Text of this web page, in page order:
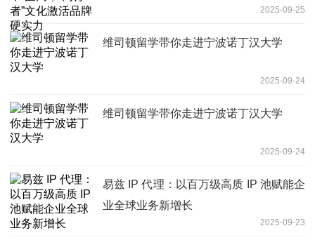
2025-09-25
维司顿留学带你走进宁波诺丁汉大学
2025-09-24
维司顿留学带你走进宁波诺丁汉大学
2025-09-24
易兹 IP 代理：以百万级高质 IP 池赋能企
业全球业务新增长
2025-09-23